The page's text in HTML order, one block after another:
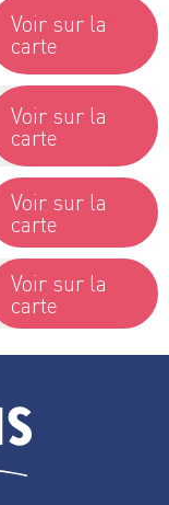
Voir sur la
carte
Voir sur la
carte
Voir sur la
carte
Voir sur la
carte